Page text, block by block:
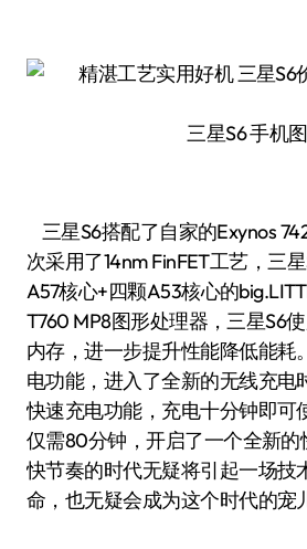
三星S6 手机图
三星S6搭配了自家的Exynos
次采用了14nm FinFET工艺，三
A57核心+四颗A53核心的
T760 MP8图形处理器，三星S6
内存，进一步提升性能降低能耗
电功能，进入了全新的无线充电
快速充电功能，充电十分钟即可
仅需80分钟，开启了一个全新
快节奏的时代无疑将引起一场技
命，也无疑会成为这个时代的宠